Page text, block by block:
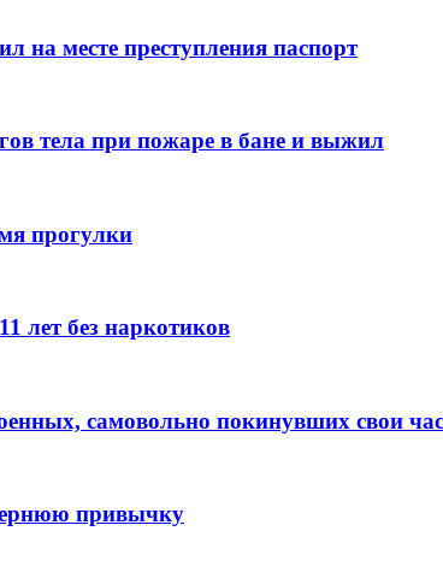
на месте преступления паспорт
тела при пожаре в бане и выжил
прогулки
лет без наркотиков
самовольно покинувших свои
привычку